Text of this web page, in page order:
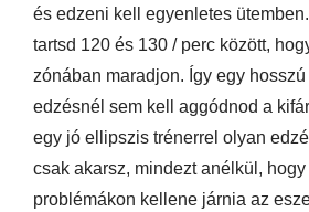
és edzeni kell egyenletes
tartsd 120 és 130 / perc között,
zónában maradjon. Így egy
edzésnél sem kell aggódnod a
egy jó ellipszis trénerrel olyan
csak akarsz, mindezt anélkül,
problémákon kellene járnia az